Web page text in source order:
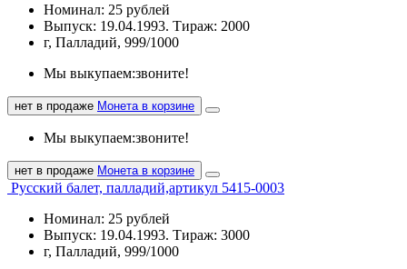
Номинал: 25 рублей
Выпуск: 19.04.1993. Тираж: 2000
г, Палладий, 999/1000
Мы выкупаем:звоните!
нет в продаже Монета в корзине
Мы выкупаем:звоните!
нет в продаже Монета в корзине
Русский балет, палладий,артикул 5415-0003
Номинал: 25 рублей
Выпуск: 19.04.1993. Тираж: 3000
г, Палладий, 999/1000